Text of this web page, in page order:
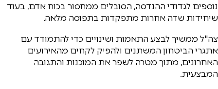
נוספים לגדודי ההנדסה, הסובלים ממחסור בכוח אדם, בעוד
שיחידות שדה אחרות מתפקדות בתפוסה מלאה.
צה"ל ממשיך לבצע התאמות ושינויים כדי להתמודד עם
אתגרי הביטחון המשתנים ולהפיק לקחים מהאירועים
האחרונים, מתוך מטרה לשפר את המוכנות והתגובה
המבצעית.